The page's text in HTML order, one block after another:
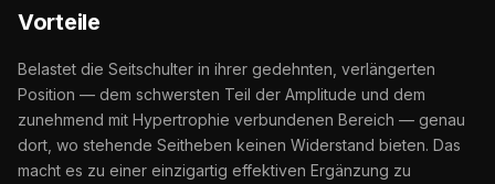
Vorteile
Belastet die Seitschulter in ihrer gedehnten, verlängerten
Position — dem schwersten Teil der Amplitude und dem
zunehmend mit Hypertrophie verbundenen Bereich — genau
dort, wo stehende Seitheben keinen Widerstand bieten. Das
macht es zu einer einzigartig effektiven Ergänzung zu